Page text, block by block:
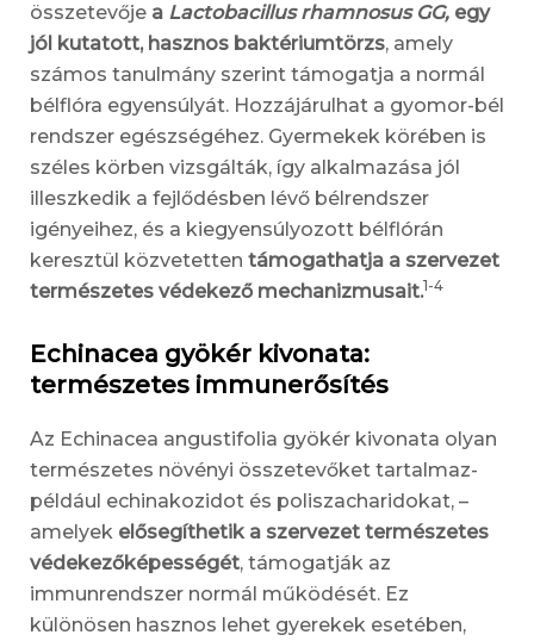
összetevője a Lactobacillus rhamnosus GG, egy
jól kutatott, hasznos baktériumtörzs, amely
számos tanulmány szerint támogatja a normál
bélflóra egyensúlyát. Hozzájárulhat a gyomor-bél
rendszer egészségéhez. Gyermekek körében is
széles körben vizsgálták, így alkalmazása jól
illeszkedik a fejlődésben lévő bélrendszer
igényeihez, és a kiegyensúlyozott bélflórán
keresztül közvetetten támogathatja a szervezet
természetes védekező mechanizmusait.1-4
Echinacea gyökér kivonata:
természetes immunerősítés
Az Echinacea angustifolia gyökér kivonata olyan
természetes növényi összetevőket tartalmaz-
például echinakozidot és poliszacharidokat, –
amelyek elősegíthetik a szervezet természetes
védekezőképességét, támogatják az
immunrendszer normál működését. Ez
különösen hasznos lehet gyerekek esetében,